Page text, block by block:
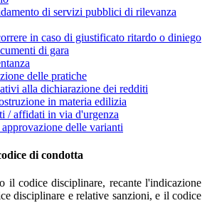
di servizi pubblici di rilevanza
in caso di giustificato ritardo o diniego
di gara
delle pratiche
alla dichiarazione dei redditi
in materia edilizia
/ affidati in via d'urgenza
delle varianti
di condotta
il codice disciplinare, recante l'indicazione
disciplinare e relative sanzioni, e il codice